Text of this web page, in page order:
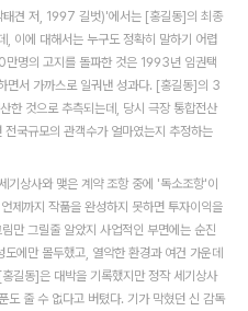
태견 저, 1997 길벗)'에서는 [홍길동]의 최종
이에 대해서는 누구도 정확히 말하기 어렵
명의 고지를 돌파한 것은 1993년 임권택
면서 가까스로 일궈낸 성과다. [홍길동]의 3
한 것으로 추측되는데, 당시 극장 통합전산
국규모의 관객수가 얼마였는지 추정하는
기상사와 맺은 계약 조항 중에 '독소조항'이
제까지 작품을 완성하지 못하면 투자이익을
만 그릴줄 알았지 사업적인 부면에는 순진
에만 몰두했고, 열악한 환경과 여건 가운데
길동]은 대박을 기록했지만 정작 세기상사
도 줄 수 없다고 버텼다. 기가 막혔던 신 감독